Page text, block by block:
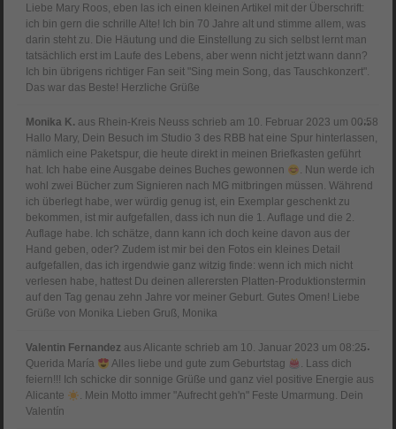
Liebe Mary Roos, eben las ich einen kleinen Artikel mit der Überschrift:
ich bin gern die schrille Alte! Ich bin 70 Jahre alt und stimme allem, was
darin steht zu. Die Häutung und die Einstellung zu sich selbst lernt man
tatsächlich erst im Laufe des Lebens, aber wenn nicht jetzt wann dann?
Ich bin übrigens richtiger Fan seit "Sing mein Song, das Tauschkonzert".
Das war das Beste! Herzliche Grüße
Monika K. aus Rhein-Kreis Neuss schrieb am 10. Februar 2023 um 00:58
Hallo Mary, Dein Besuch im Studio 3 des RBB hat eine Spur hinterlassen,
nämlich eine Paketspur, die heute direkt in meinen Briefkasten geführt
hat. Ich habe eine Ausgabe deines Buches gewonnen
. Nun werde ich
wohl zwei Bücher zum Signieren nach MG mitbringen müssen. Während
ich überlegt habe, wer würdig genug ist, ein Exemplar geschenkt zu
bekommen, ist mir aufgefallen, dass ich nun die 1. Auflage und die 2.
Auflage habe. Ich schätze, dann kann ich doch keine davon aus der
Hand geben, oder? Zudem ist mir bei den Fotos ein kleines Detail
aufgefallen, das ich irgendwie ganz witzig finde: wenn ich mich nicht
verlesen habe, hattest Du deinen allerersten Platten-Produktionstermin
auf den Tag genau zehn Jahre vor meiner Geburt. Gutes Omen! Liebe
Grüße von Monika Lieben Gruß, Monika
...
Valentin Fernandez aus Alicante schrieb am 10. Januar 2023 um 08:25
Querida María
Alles liebe und gute zum Geburtstag
. Lass dich
feiern!!! Ich schicke dir sonnige Grüße und ganz viel positive Energie aus
Alicante
. Mein Motto immer "Aufrecht geh'n" Feste Umarmung. Dein
Valentín
...